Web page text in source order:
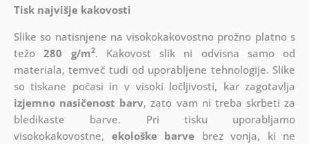
Tisk najvišje kakovosti
Slike so natisnjene na visokokakovostno prožno platno s
težo280 g/m2. Kakovost slik ni odvisna samo od
materiala, temveč tudi od uporabljene tehnologije. Slike
so tiskane počasi in v visoki ločljivosti, kar zagotavlja
izjemno nasičenost barv, zato vam ni treba skrbeti za
bledikaste barve. Pri tisku uporabljamo
visokokakovostne, ekološke barve brez vonja, ki ne